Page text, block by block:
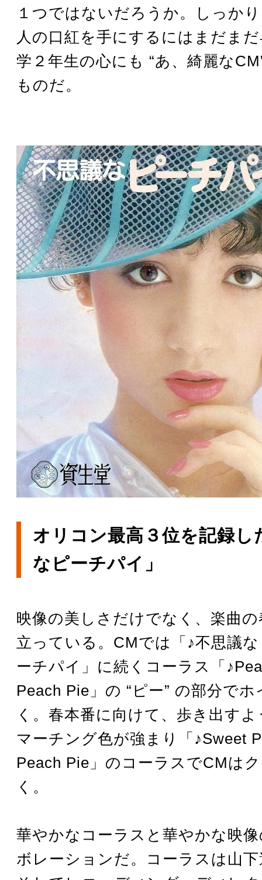
１つではないだろうか。しっか
人の口紅を手にするにはまだま
学２年生の心にも “あ、綺麗な
ものだ。
オリコン最高３位を記録し
なピーチパイ」
映像の美しさだけでなく、楽曲
立っている。CMでは「♪不思議
ーチパイ」に続くコーラス「
Peach Pie」の “ピー” の部分で
く。春本番に向けて、歩き出す
マーチング色が強まり「♪Sweet
Peach Pie」のコーラスでCMは
く。
華やかなコーラスと華やかな映
ボレーションだ。コーラスは山